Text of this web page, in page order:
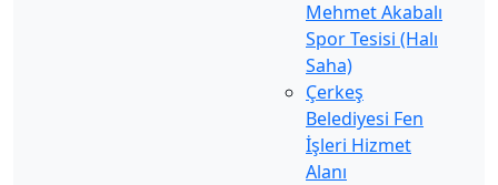
Mehmet Akabalı
Spor Tesisi (Halı
Saha)
Çerkeş
Belediyesi Fen
İşleri Hizmet
Alanı